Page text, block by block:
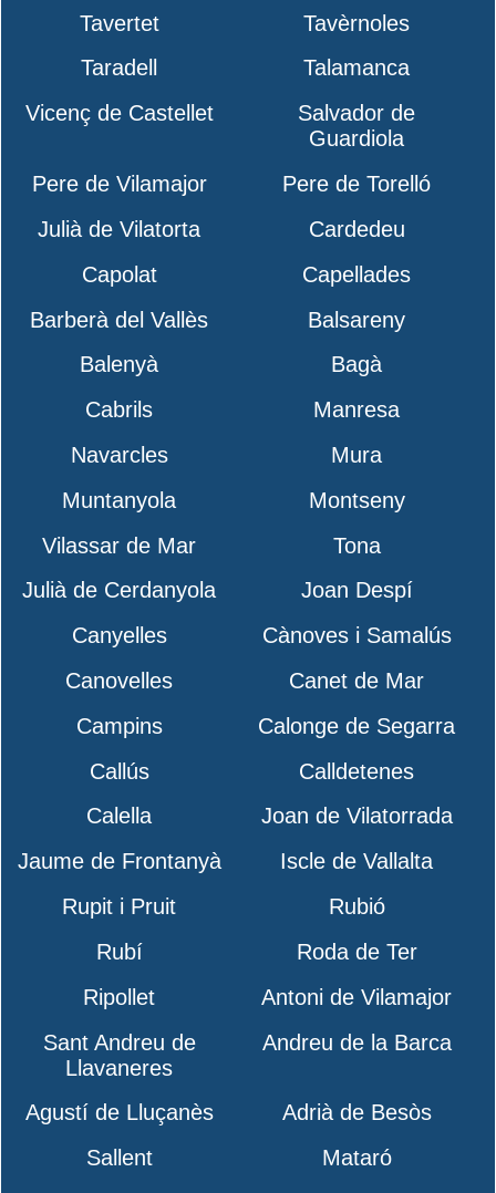
Tavertet
Tavèrnoles
Taradell
Talamanca
Vicenç de Castellet
Salvador de
Guardiola
Pere de Vilamajor
Pere de Torelló
Julià de Vilatorta
Cardedeu
Capolat
Capellades
Barberà del Vallès
Balsareny
Balenyà
Bagà
Cabrils
Manresa
Navarcles
Mura
Muntanyola
Montseny
Vilassar de Mar
Tona
Julià de Cerdanyola
Joan Despí
Canyelles
Cànoves i Samalús
Canovelles
Canet de Mar
Campins
Calonge de Segarra
Callús
Calldetenes
Calella
Joan de Vilatorrada
Jaume de Frontanyà
Iscle de Vallalta
Rupit i Pruit
Rubió
Rubí
Roda de Ter
Ripollet
Antoni de Vilamajor
Sant Andreu de
Llavaneres
Andreu de la Barca
Agustí de Lluçanès
Adrià de Besòs
Sallent
Mataró